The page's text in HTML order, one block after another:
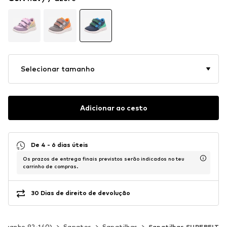
Selecionar tamanho
Adicionar ao cesto
De 4 - 6 dias úteis
Os prazos de entrega finais previstos serão indicados no teu
carrinho de compras.
30 Dias de direito de devolução